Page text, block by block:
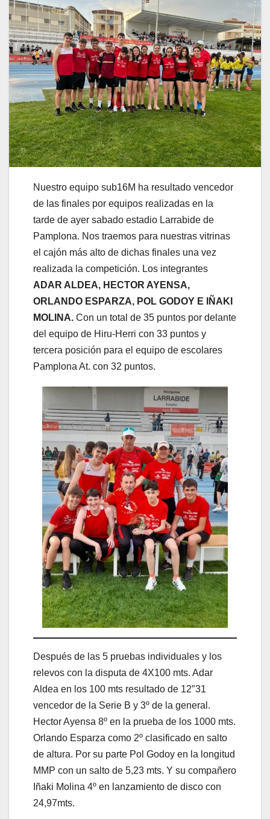
Nuestro equipo sub16M ha resultado vencedor
de las finales por equipos realizadas en la
tarde de ayer sabado estadio Larrabide de
Pamplona. Nos traemos para nuestras vitrinas
el cajón más alto de dichas finales una vez
realizada la competición. Los integrantes
ADAR ALDEA, HECTOR AYENSA,
ORLANDO ESPARZA, POL GODOY E IÑAKI
MOLINA. Con un total de 35 puntos por delante
del equipo de Hiru-Herri con 33 puntos y
tercera posición para el equipo de escolares
Pamplona At. con 32 puntos.
Después de las 5 pruebas individuales y los
relevos con la disputa de 4X100 mts. Adar
Aldea en los 100 mts resultado de 12″31
vencedor de la Serie B y 3º de la general.
Hector Ayensa 8º en la prueba de los 1000 mts.
Orlando Esparza como 2º clasificado en salto
de altura. Por su parte Pol Godoy en la longitud
MMP con un salto de 5,23 mts. Y su compañero
Iñaki Molina 4º en lanzamiento de disco con
24,97mts.